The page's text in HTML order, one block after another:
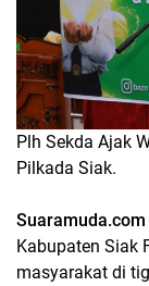
Plh Sekda Ajak
Pilkada Siak.
Suaramuda.com
Kabupaten Siak
masyarakat di